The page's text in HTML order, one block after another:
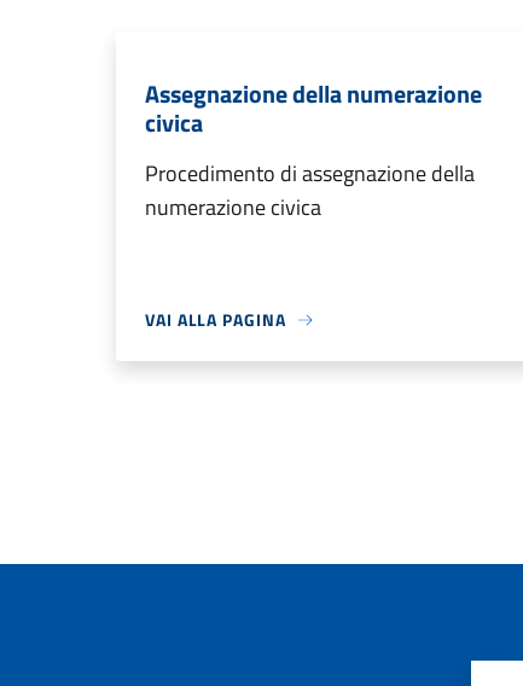
Assegnazione della numerazione
civica
Procedimento di assegnazione della
numerazione civica
VAI ALLA PAGINA